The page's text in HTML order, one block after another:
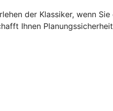
der Klassiker, wenn
Ihnen